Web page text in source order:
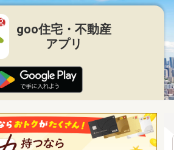
goo住宅・不動産
アプリ